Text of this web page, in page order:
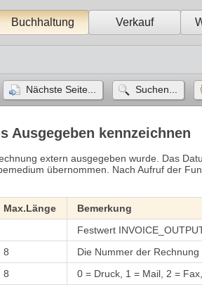
Buchhaltung Verkauf
Nächste Seite... Suchen...
Ausgegeben kennzeichnen
extern ausgegeben wurde. Das
übernommen. Nach Aufruf der
Max.Länge
Bemerkung
Festwert
8
Die Nummer der Rechnung
8 0 = Druck, 1 = Mail, 2 =